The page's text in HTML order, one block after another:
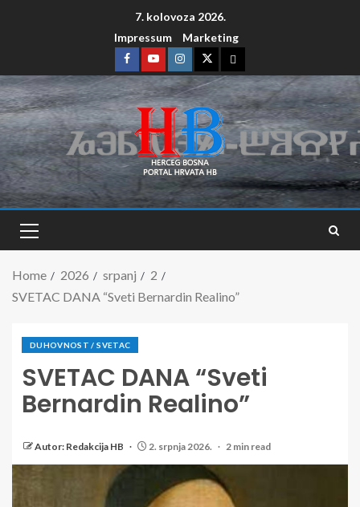
7. kolovoza 2026.
Impressum
Marketing
Home 2026 srpanj
2
SVETAC DANA “Sveti Bernardin Realino”
DUHOVNOST / SVETAC
SVETAC DANA “Sveti
Bernardin Realino”
Autor: Redakcija HB 2. srpnja 2026. 2 min read